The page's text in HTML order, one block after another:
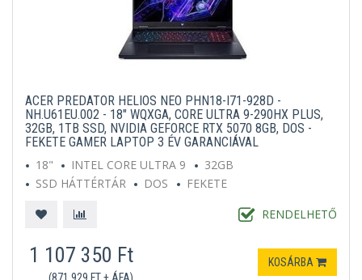
ACER PREDATOR HELIOS NEO PHN18-I71-928D -
NH.U61EU.002 - 18" WQXGA, CORE ULTRA 9-290HX PLUS,
32GB, 1TB SSD, NVIDIA GEFORCE RTX 5070 8GB, DOS -
FEKETE GAMER LAPTOP 3 ÉV GARANCIÁVAL
18"
INTEL CORE ULTRA 9
32GB
SSD HÁTTÉRTÁR
DOS FEKETE
RENDELHETŐ
1 107 350 Ft KOSÁRBA